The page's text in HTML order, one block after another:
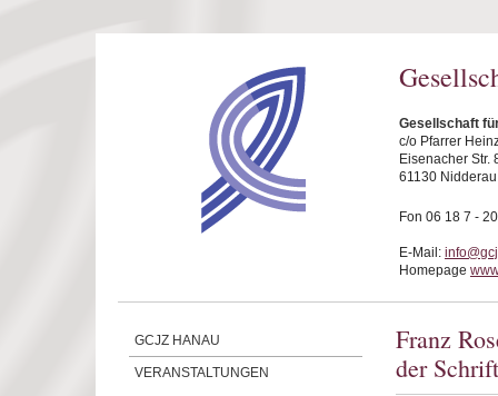
Gesellschaft
c/o Pfarrer
Eisenacher Str.
61130 Nidderau
Fon 06 18 7 -
E-Mail:
Homepage
GCJZ HANAU
VERANSTALTUNGEN
Franz
der Schrift